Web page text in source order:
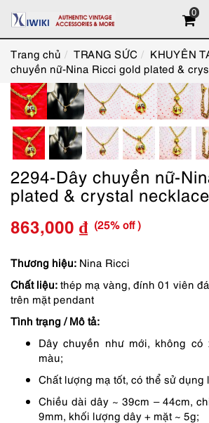
0
Trang chủ TRANG SỨC KHUYÊN
chuyền nữ-Nina Ricci gold plated &
2294-Dây chuyền nữ-
plated & crystal necklace
Giá
gốc
là:
863,000 ₫
Giá
hiện
tại
(25% off )
Thương hiệu: Nina Ricci
Chất liệu: thép mạ vàng, đính 01 viên
trên mặt pendant
Tình trạng / Mô tả:
Dây chuyền như mới, không
màu;
Chất lượng mạ tốt, có thể sử dụng
Chiều dài dây ~ 39cm – 44cm,
9mm, khối lượng dây + mặt ~ 5g;